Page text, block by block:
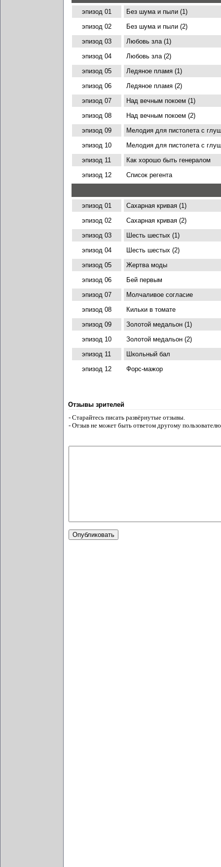
эпизод 01
Без шума и пыли (1)
эпизод 02
Без шума и пыли (2)
эпизод 03
Любовь зла (1)
эпизод 04
Любовь зла (2)
эпизод 05
Ледяное пламя (1)
эпизод 06
Ледяное пламя (2)
эпизод 07
Над вечным покоем (1)
эпизод 08
Над вечным покоем (2)
эпизод 09
Мелодия для пистолета с
эпизод 10
Мелодия для пистолета с
эпизод 11
Как хорошо быть генералом
эпизод 12
Список регента
эпизод 01
Сахарная кривая (1)
эпизод 02
Сахарная кривая (2)
эпизод 03
Шесть шестых (1)
эпизод 04
Шесть шестых (2)
эпизод 05
Жертва моды
эпизод 06
Бей первым
эпизод 07
Молчаливое согласие
эпизод 08
Кильки в томате
эпизод 09
Золотой медальон (1)
эпизод 10
Золотой медальон (2)
эпизод 11
Школьный бал
эпизод 12
Форс-мажор
Отзывы зрителей
- Старайтесь писать развёрнутые отзывы.
- Отзыв не может быть ответом другому